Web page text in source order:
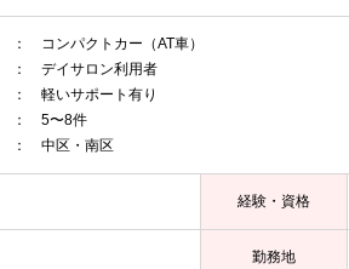
ンパクトカー（AT車）
サロン利用者
サポート有り
8件
中区・南区
経験・資格
勤務地